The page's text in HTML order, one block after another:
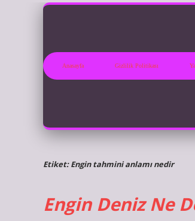
Anasayfa Gizlilik Politikası
Etiket:Engin tahmini anlamı nedir
Engin Deniz Ne